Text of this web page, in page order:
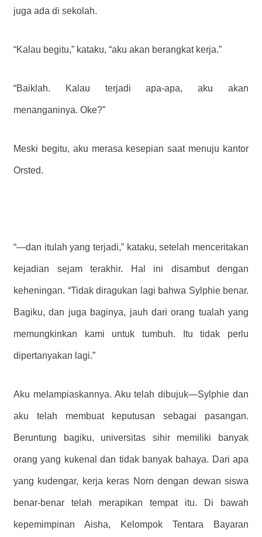
juga ada di sekolah.
“Kalau begitu,” kataku, “aku akan berangkat kerja.”
“Baiklah. Kalau terjadi apa-apa, aku akan
menanganinya. Oke?”
Meski begitu, aku merasa kesepian saat menuju kantor
Orsted.
“—dan itulah yang terjadi,” kataku, setelah menceritakan
kejadian sejam terakhir. Hal ini disambut dengan
keheningan. “Tidak diragukan lagi bahwa Sylphie benar.
Bagiku, dan juga baginya, jauh dari orang tualah yang
memungkinkan kami untuk tumbuh. Itu tidak perlu
dipertanyakan lagi.”
Aku melampiaskannya. Aku telah dibujuk—Sylphie dan
aku telah membuat keputusan sebagai pasangan.
Beruntung bagiku, universitas sihir memiliki banyak
orang yang kukenal dan tidak banyak bahaya. Dari apa
yang kudengar, kerja keras Norn dengan dewan siswa
benar-benar telah merapikan tempat itu. Di bawah
kepemimpinan Aisha, Kelompok Tentara Bayaran